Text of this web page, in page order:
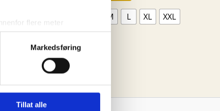
flere meter
hvordan de skal brukes.
mediefunksjoner og for å
partnerne våre innen
du har gjort tilgjengelig for
Markedsføring
Tillat alle
flere
produktsiden
M L XL XXL
Clear